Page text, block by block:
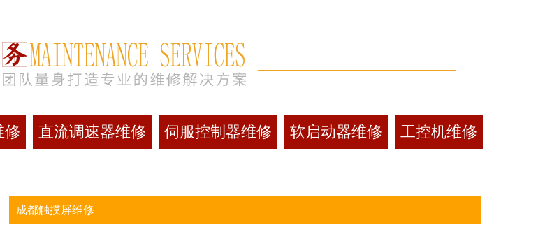
修 直流调速器维修 伺服控制器维修 软启动器维修 工控机维修
成都触摸屏维修